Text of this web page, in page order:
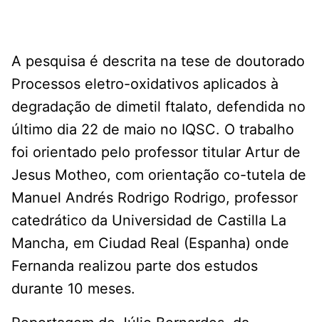
A pesquisa é descrita na tese de doutorado
Processos eletro-oxidativos aplicados à
degradação de dimetil ftalato, defendida no
último dia 22 de maio no IQSC. O trabalho
foi orientado pelo professor titular Artur de
Jesus Motheo, com orientação co-tutela de
Manuel Andrés Rodrigo Rodrigo, professor
catedrático da Universidad de Castilla La
Mancha, em Ciudad Real (Espanha) onde
Fernanda realizou parte dos estudos
durante 10 meses.